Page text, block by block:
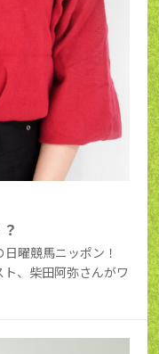
曜競馬ニッポン！
、柴田阿弥さんがワ